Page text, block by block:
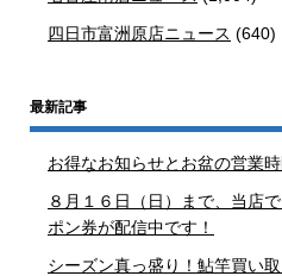
四日市富洲原店ニュース (640)
最新記事
お得なお知らせとお盆の営業時
８月１６日（日）まで、当店
ポン券が配信中です！
シーズン真っ盛り！鮎竿買い取